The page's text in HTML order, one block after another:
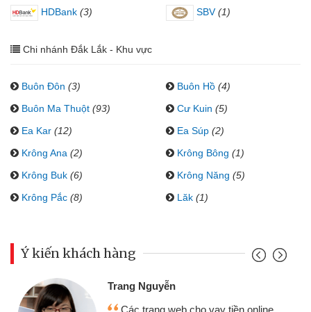
HDBank (3) SBV (1)
Chi nhánh Đắk Lắk - Khu vực
Buôn Đôn (3) Buôn Hồ (4)
Buôn Ma Thuột (93) Cư Kuin (5)
Ea Kar (12) Ea Súp (2)
Krông Ana (2) Krông Bông (1)
Krông Buk (6) Krông Năng (5)
Krông Pắc (8) Lăk (1)
Ý kiến khách hàng
Đoàn Hữu Cảnh
Mình cần tiền gấp nên định cầm cố